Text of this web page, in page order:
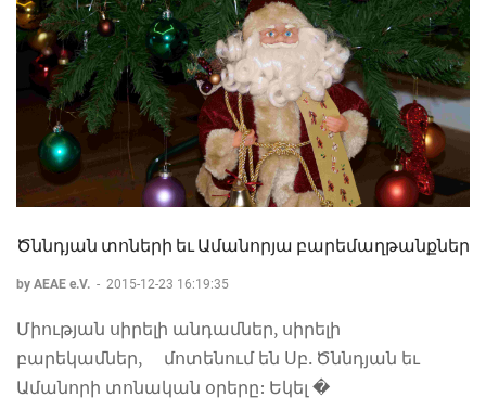
Ծննդյան տոների եւ Ամանորյա բարեմաղթանքներ
by AEAE e.V. - 2015-12-23 16:19:35
Միության սիրելի անդամներ, սիրելի
բարեկամներ, մոտենում են Սբ. Ծննդյան եւ
Ամանորի տոնական օրերը: Եկել �